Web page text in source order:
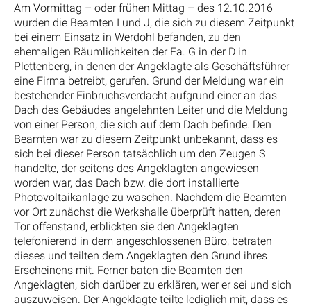
Am Vormittag – oder frühen Mittag – des 12.10.2016
wurden die Beamten I und J, die sich zu diesem Zeitpunkt
bei einem Einsatz in Werdohl befanden, zu den
ehemaligen Räumlichkeiten der Fa. G in der D in
Plettenberg, in denen der Angeklagte als Geschäftsführer
eine Firma betreibt, gerufen. Grund der Meldung war ein
bestehender Einbruchsverdacht aufgrund einer an das
Dach des Gebäudes angelehnten Leiter und die Meldung
von einer Person, die sich auf dem Dach befinde. Den
Beamten war zu diesem Zeitpunkt unbekannt, dass es
sich bei dieser Person tatsächlich um den Zeugen S
handelte, der seitens des Angeklagten angewiesen
worden war, das Dach bzw. die dort installierte
Photovoltaikanlage zu waschen. Nachdem die Beamten
vor Ort zunächst die Werkshalle überprüft hatten, deren
Tor offenstand, erblickten sie den Angeklagten
telefonierend in dem angeschlossenen Büro, betraten
dieses und teilten dem Angeklagten den Grund ihres
Erscheinens mit. Ferner baten die Beamten den
Angeklagten, sich darüber zu erklären, wer er sei und sich
auszuweisen. Der Angeklagte teilte lediglich mit, dass es